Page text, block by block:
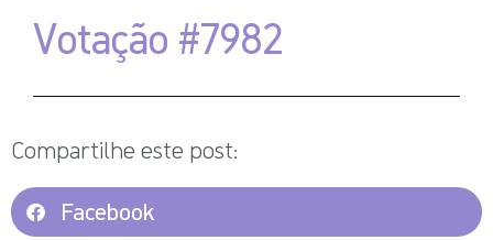
Votação #7982
Compartilhe este post:
Facebook